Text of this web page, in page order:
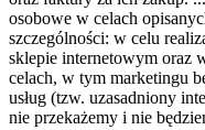
osobowe w celach
szczególności: w celu
sklepie internetowym oraz
celach, w tym marketingu
usług (tzw. uzasadniony
nie przekażemy i nie